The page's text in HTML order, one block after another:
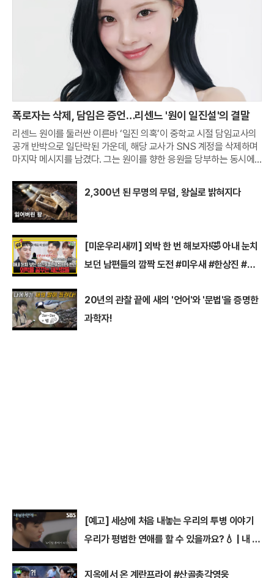
폭로자는 삭제, 담임은 증언…리센느 '원이 일진설'의 결말
리센느 원이를 둘러싼 이른바 ‘일진 의혹’이 중학교 시절 담임교사의
공개 반박으로 일단락된 가운데, 해당 교사가 SNS 계정을 삭제하며
마지막 메시지를 남겼다. 그는 원이를 향한 응원을 당부하는 동시에,
다.원이의 중학교 담임교사라고 밝힌 A씨는 지난 2일
2,300년 된 무명의 무덤, 왕실로 밝혀지다
[미운우리새끼] 외박 한 번 해보자!🤣 아내 눈치
보던 남편들의 깜짝 도전 #미우새 #한상진 #김
20년의 관찰 끝에 새의 '언어'와 '문법'을 증명한
과학자!
[예고] 세상에 처음 내놓는 우리의 투병 이야기
우리가 평범한 연애를 할 수 있을까요?💧 | 내 남
지옥에서 온 계란프라이 #산골총각영웅